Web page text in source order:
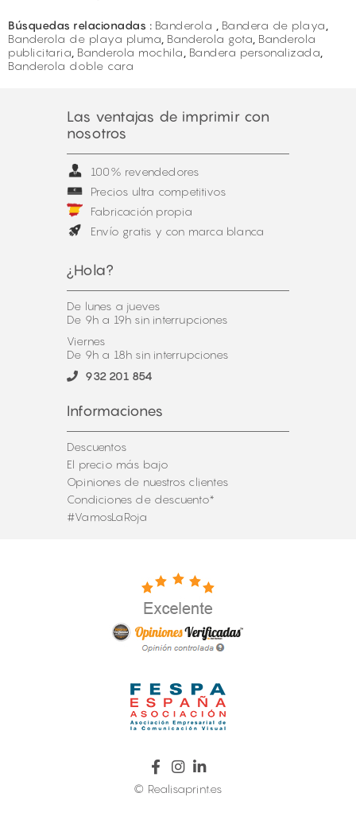
Búsquedas relacionadas : Banderola Bandera de playa
Banderola de playa pluma Banderola gota Banderola
publicitaria Banderola mochila Bandera personalizada
Banderola doble cara
Las ventajas de imprimir con
nosotros
100% revendedores
Precios ultra competitivos
Fabricación propia
Envío gratis y con marca blanca
¿Hola?
De lunes a jueves
De 9h a 19h sin interrupciones
Viernes
De 9h a 18h sin interrupciones
932 201 854
Informaciones
Descuentos
El precio más bajo
Opiniones de nuestros clientes
Condiciones de descuento*
#VamosLaRoja
© Realisaprint.es